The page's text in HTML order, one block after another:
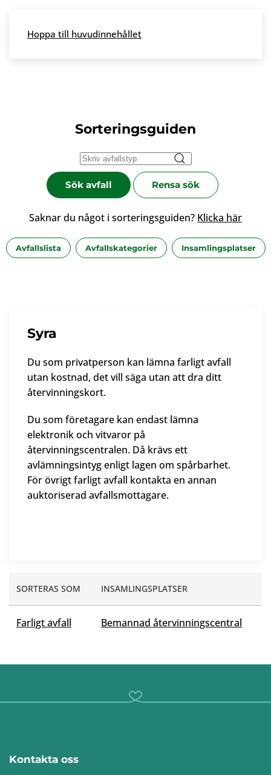
Skip to main content
Hoppa till huvudinnehållet
Sorteringsguiden
Sök avfall Rensa sök
Saknar du något i sorteringsguiden? Klicka här
Avfallslista Avfallskategorier Insamlingsplatser
Syra
Du som privatperson kan lämna farligt avfall
utan kostnad, det vill säga utan att dra ditt
återvinningskort.
Du som företagare kan endast lämna
elektronik och vitvaror på
återvinningscentralen. Då krävs ett
avlämningsintyg enligt lagen om spårbarhet.
För övrigt farligt avfall kontakta en annan
auktoriserad avfallsmottagare.
SORTERAS SOM INSAMLINGSPLATSER
Farligt avfall Bemannad återvinningscentral
Kontakta oss